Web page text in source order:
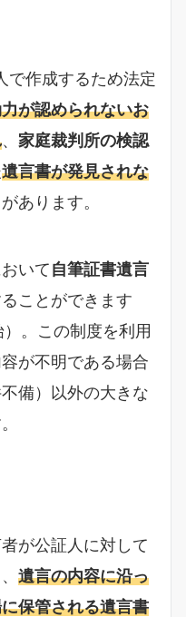
作成するため法定
が認められないお
、 家庭裁判所の検認
遺言書が発見されな
あります。
いて自筆証書遺言
ことができます
）。この制度を利用
が不明である場合
備）以外の大きな
が公証人に対して
遺言の内容に沿っ
保管される遺言書